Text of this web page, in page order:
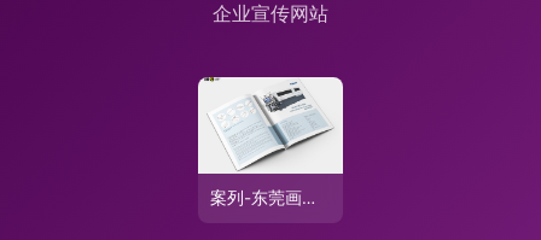
企业宣传网站
案列-东莞画册设计-LOGO设计-网站建设-宣传片拍摄制作